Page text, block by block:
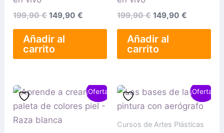
199,90€ 149,90€
Añadir al
carrito
199,90€ 149,90 €
Añadir al
carrito
¡Oferta!
El
original
era:
El
precio
actual
¡Oferta!
Cursos de Artes Plásticas
El
original
99,90 €.
El
precio
actual
29,90 €.